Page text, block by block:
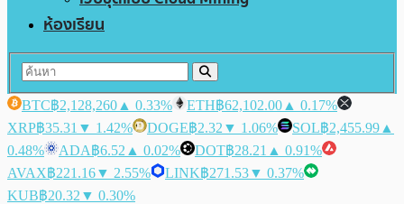
ห้องเรียน
BTC฿2,128,260 ▲ 0.33% ETH฿62,102.00 ▲ 0.17%
XRP฿35.31 ▼ 1.42% DOGE฿2.32 ▼ 1.06% SOL฿2,455.99 ▲
0.48%
ADA฿6.52 ▲ 0.02% DOT฿28.21 ▲ 0.91%
AVAX฿221.16▼ 2.55% LINK฿271.53▼ 0.37%
KUB฿20.32 ▼ 0.30%